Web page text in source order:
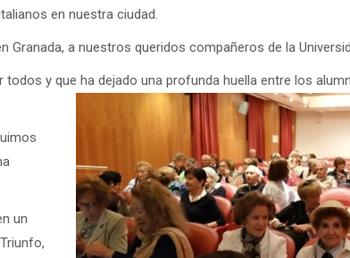
en nuestra ciudad.
Granada, a nuestros queridos compañeros de la
y que ha dejado una profunda huella entre los
un